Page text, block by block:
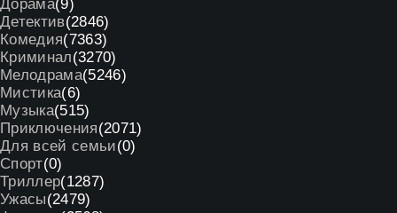
Дорама(9)
Детектив(2846)
Комедия(7363)
Криминал(3270)
Мелодрама(5246)
Мистика(6)
Музыка(515)
Приключения(2071)
Для всей семьи(0)
Спорт(0)
Триллер(1287)
Ужасы(2479)